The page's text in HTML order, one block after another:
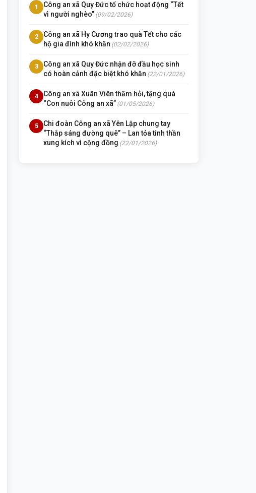
1
Công an xã Quy Đức tổ chức hoạt động “Tết
vì người nghèo” (09/02/2026)
2
Công an xã Hy Cương trao quà Tết cho các
hộ gia đình khó khăn (02/02/2026)
3
Công an xã Quy Đức nhận đỡ đầu học sinh
có hoàn cảnh đặc biệt khó khăn (22/01/2026)
4
Công an xã Xuân Viên thăm hỏi, tặng quà
“Con nuôi Công an xã” (01/05/2026)
5
Chi đoàn Công an xã Yên Lập chung tay
“Thắp sáng đường quê” – Lan tỏa tinh thần
xung kích vì cộng đồng (22/01/2026)